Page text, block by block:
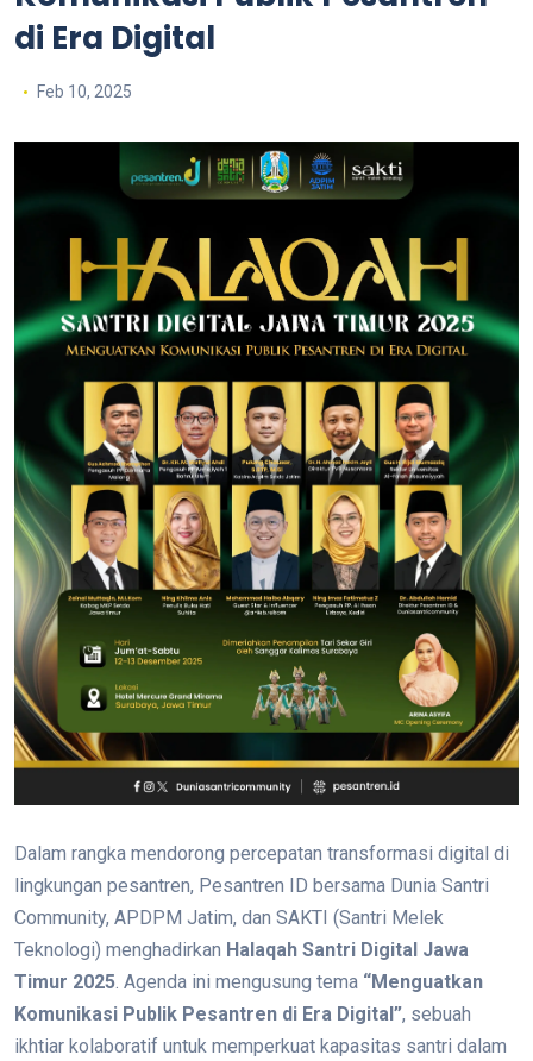
di Era Digital
Feb 10, 2025
Dalam rangka mendorong percepatan transformasi digital di
lingkungan pesantren, Pesantren ID bersama Dunia Santri
Community, APDPM Jatim, dan SAKTI (Santri Melek
Teknologi) menghadirkan Halaqah Santri Digital Jawa
Timur 2025 . Agenda ini mengusung tema “Menguatkan
Komunikasi Publik Pesantren di Era Digital”, sebuah
ikhtiar kolaboratif untuk memperkuat kapasitas santri dalam